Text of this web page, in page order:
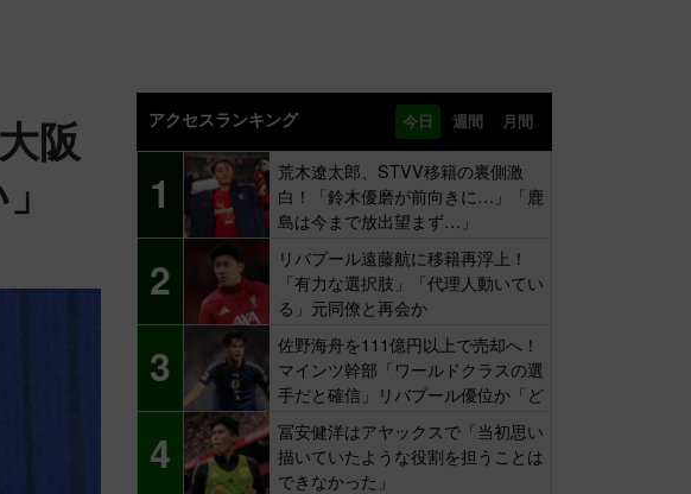
阪
アクセスランキング 今日 週間 月間
1
荒木遼太郎、STVV移籍の裏側激
白！「鈴木優磨が前向きに…」「鹿
島は今まで放出望まず…」
2
リバプール遠藤航に移籍再浮上！
「有力な選択肢」「代理人動いてい
る」元同僚と再会か
3
佐野海舟を111億円以上で売却へ！
マインツ幹部「ワールドクラスの選
手だと確信」リバプール優位か「ど
ちらかだ」
4
冨安健洋はアヤックスで「当初思い
描いていたような役割を担うことは
できなかった」